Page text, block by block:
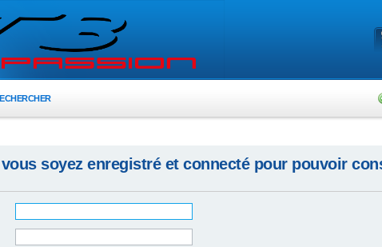
soyez enregistré et connecté pour pouvoir